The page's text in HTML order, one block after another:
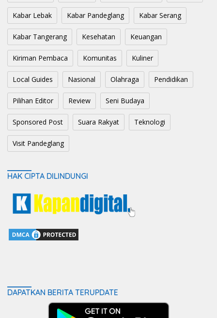
Kabar Lebak Kabar Pandeglang Kabar Serang
Kabar Tangerang Kesehatan Keuangan
Kiriman Pembaca Komunitas Kuliner
Local Guides Nasional Olahraga Pendidikan
Pilihan Editor Review Seni Budaya
Sponsored Post Suara Rakyat Teknologi
Visit Pandeglang
HAK CIPTA DILINDUNGI
DAPATKAN BERITA TERUPDATE